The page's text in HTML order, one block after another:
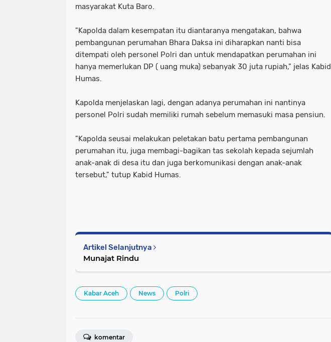
masyarakat Kuta Baro.
"Kapolda dalam kesempatan itu diantaranya mengatakan, bahwa
pembangunan perumahan Bhara Daksa ini diharapkan nanti bisa
ditempati oleh personel Polri dan untuk mendapatkan perumahan ini
hanya memerlukan DP ( uang muka) sebanyak 30 juta rupiah," jelas Kabid
Humas.
Kapolda menjelaskan lagi, dengan adanya perumahan ini nantinya
personel Polri sudah memiliki rumah sebelum memasuki masa pensiun.
"Kapolda seusai melakukan peletakan batu pertama pembangunan
perumahan itu, juga membagi-bagikan tas sekolah kepada sejumlah
anak-anak di desa itu dan juga berkomunikasi dengan anak-anak
tersebut," tutup Kabid Humas.
Artikel Selanjutnya
Munajat Rindu
Kabar Aceh News Polri
komentar